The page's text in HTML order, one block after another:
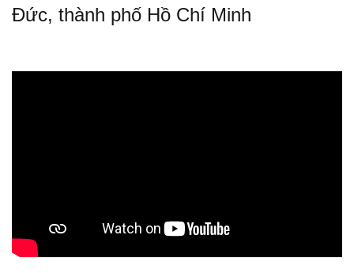
Đức, thành phố Hồ Chí Minh